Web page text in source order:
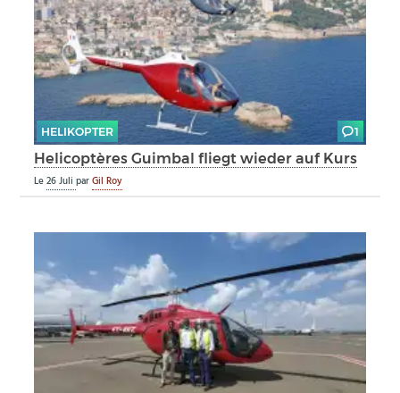
HELIKOPTER 1
Helicoptères Guimbal fliegt wieder auf Kurs
Le26 JuliparGil Roy